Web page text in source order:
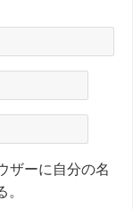
ザーに自分の名